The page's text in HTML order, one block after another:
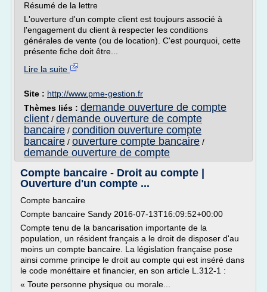
Résumé de la lettre
L'ouverture d'un compte client est toujours associé à
l'engagement du client à respecter les conditions
générales de vente (ou de location). C'est pourquoi, cette
présente fiche doit être...
Lire la suite
Site : http://www.pme-gestion.fr
Thèmes liés : demande ouverture de compte
client / demande ouverture de compte
bancaire / condition ouverture compte
bancaire / ouverture compte bancaire /
demande ouverture de compte
Compte bancaire - Droit au compte |
Ouverture d'un compte ...
Compte bancaire
Compte bancaire Sandy 2016-07-13T16:09:52+00:00
Compte tenu de la bancarisation importante de la
population, un résident français a le droit de disposer d'au
moins un compte bancaire. La législation française pose
ainsi comme principe le droit au compte qui est inséré dans
le code monéttaire et financier, en son article L.312-1 :
« Toute personne physique ou morale...